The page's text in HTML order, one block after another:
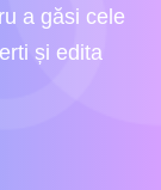
a găsi cele
și edita